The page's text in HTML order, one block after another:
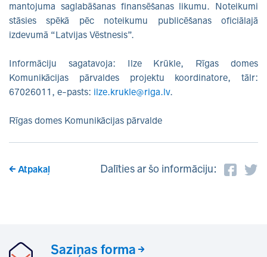
mantojuma saglabāšanas finansēšanas likumu. Noteikumi
stāsies spēkā pēc noteikumu publicēšanas oficiālajā
izdevumā “Latvijas Vēstnesis”.
Informāciju sagatavoja: Ilze Krūkle, Rīgas domes
Komunikācijas pārvaldes projektu koordinatore, tālr:
67026011, e-pasts: ilze.krukle@riga.lv.
Rīgas domes Komunikācijas pārvalde
Atpakaļ Dalīties ar šo informāciju:
Saziņas forma